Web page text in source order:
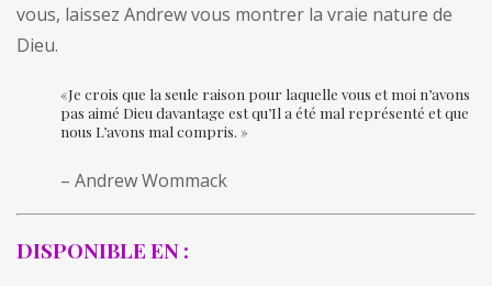
vous, laissez Andrew vous montrer la vraie nature de
Dieu.
«Je crois que la seule raison pour laquelle vous et moi n’avons
pas aimé Dieu davantage est qu’Il a été mal représenté et que
nous L’avons mal compris. »
– Andrew Wommack
DISPONIBLE EN :